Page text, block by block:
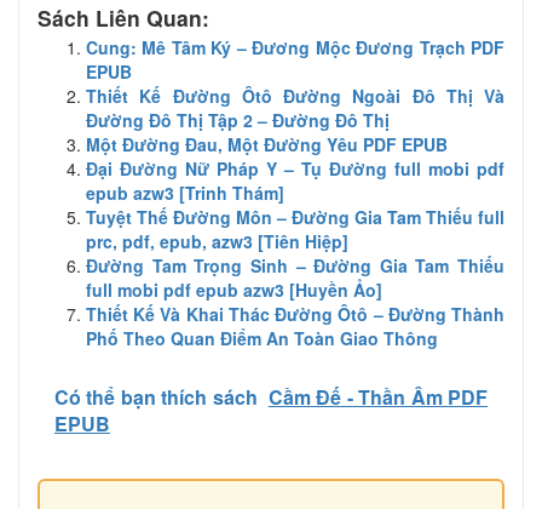
Sách Liên Quan:
Cung: Mê Tâm Ký – Đương Mộc Đương Trạch PDF
EPUB
Thiết Kế Đường Ôtô Đường Ngoài Đô Thị Và
Đường Đô Thị Tập 2 – Đường Đô Thị
Một Đường Đau, Một Đường Yêu PDF EPUB
Đại Đường Nữ Pháp Y – Tụ Đường full mobi pdf
epub azw3 [Trinh Thám]
Tuyệt Thế Đường Môn – Đường Gia Tam Thiếu full
prc, pdf, epub, azw3 [Tiên Hiệp]
Đường Tam Trọng Sinh – Đường Gia Tam Thiếu
full mobi pdf epub azw3 [Huyền Ảo]
Thiết Kế Và Khai Thác Đường Ôtô – Đường Thành
Phố Theo Quan Điểm An Toàn Giao Thông
Có thể bạn thích sách Cầm Đế - Thần Âm PDF
EPUB